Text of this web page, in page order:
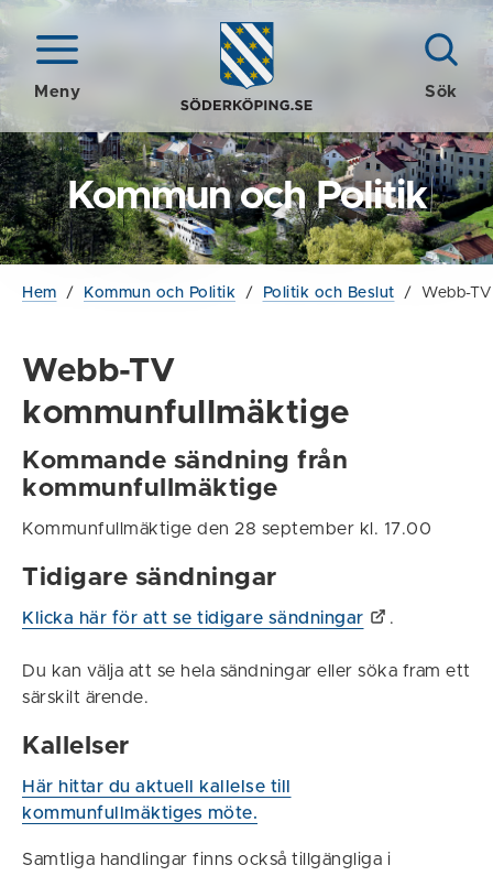
Meny Sök
Kommun och Politik
Hem / Kommun och Politik / Politik och Beslut / Webb-
Webb-TV
kommunfullmäktige
Kommande sändning från
kommunfullmäktige
Kommunfullmäktige den 28 september kl. 17.00
Tidigare sändningar
Klicka här för att se tidigare sändningar .
Du kan välja att se hela sändningar eller söka fram ett
särskilt ärende.
Kallelser
Här hittar du aktuell kallelse till
kommunfullmäktiges möte.
Samtliga handlingar finns också tillgängliga i